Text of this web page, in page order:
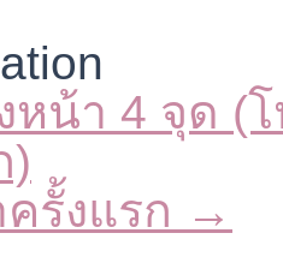
น้า 4 จุด (
)
รั้งแรก →